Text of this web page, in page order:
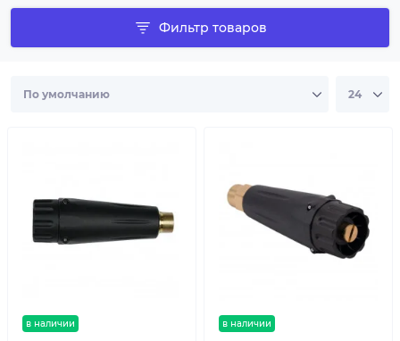
Фильтр товаров
в наличии в наличии